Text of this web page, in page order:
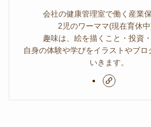
会社の健康管理室で働く産業保
2児のワーママ(現在育休中)
趣味は、絵を描くこと・投資・
自身の体験や学びをイラストやブロ
いきます。